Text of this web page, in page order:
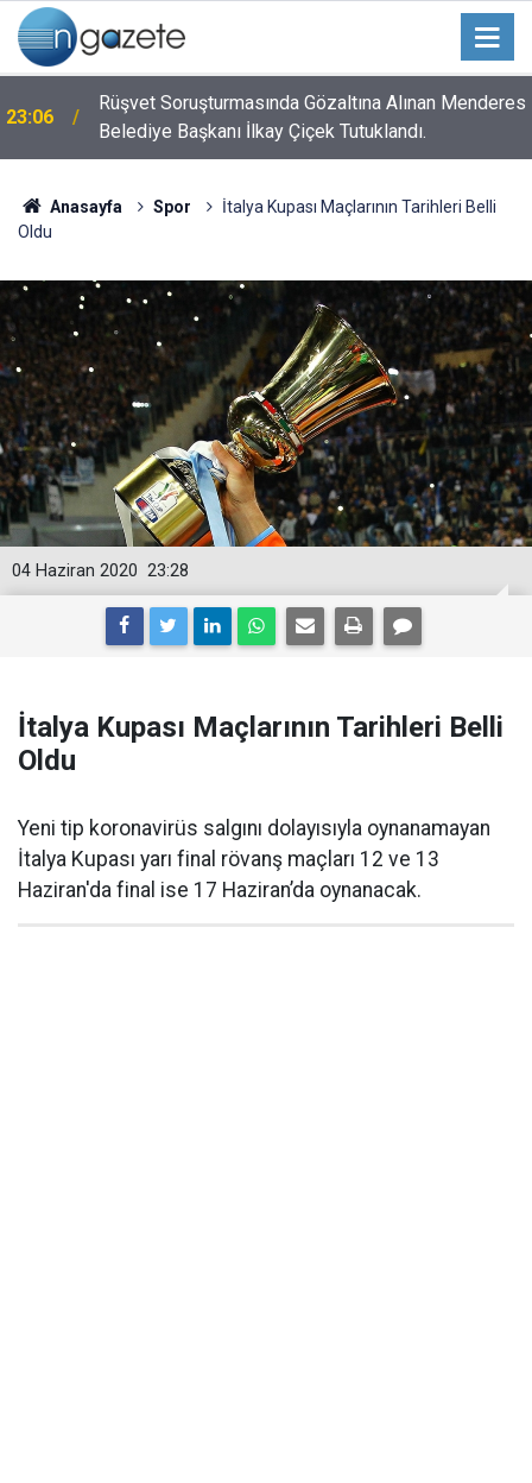
23:06
Rüşvet Soruşturmasında Gözaltına Alınan Menderes
Belediye Başkanı İlkay Çiçek Tutuklandı.
Anasayfa Spor
İtalya Kupası Maçlarının Tarihleri Belli
Oldu
23:28
04 Haziran 2020
İtalya Kupası Maçlarının Tarihleri Belli
Oldu
Yeni tip koronavirüs salgını dolayısıyla oynanamayan
İtalya Kupası yarı final rövanş maçları 12 ve 13
Haziran'da final ise 17 Haziran’da oynanacak.